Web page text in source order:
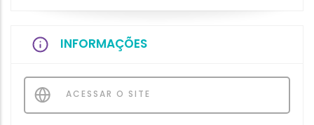
INFORMAÇÕES
ACESSAR O SITE